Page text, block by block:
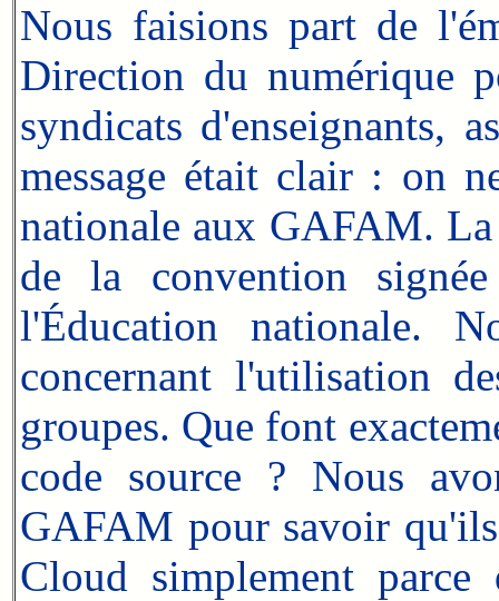
Nous faisions part de
Direction du numérique
syndicats d'enseignants,
message était clair : on
nationale aux GAFAM.
de la convention
l'Éducation nationale.
concernant l'utilisation
groupes. Que font
code source ? Nous
GAFAM pour savoir
Cloud simplement